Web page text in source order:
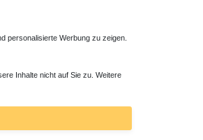
personalisierte Werbung zu zeigen.
Inhalte nicht auf Sie zu. Weitere